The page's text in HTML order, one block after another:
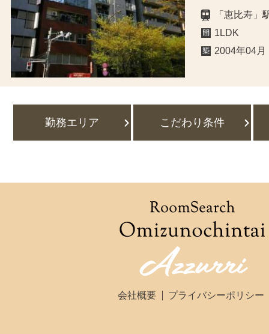
「恵比寿
1LDK
2004年04月
勤務エリア こだわり条件
会社概要 プライバシーポリシー